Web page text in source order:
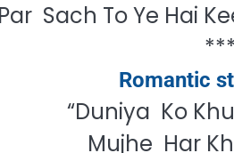
Par Sach To Ye Hai
Romantic
“Duniya Ko
Mujhe Har